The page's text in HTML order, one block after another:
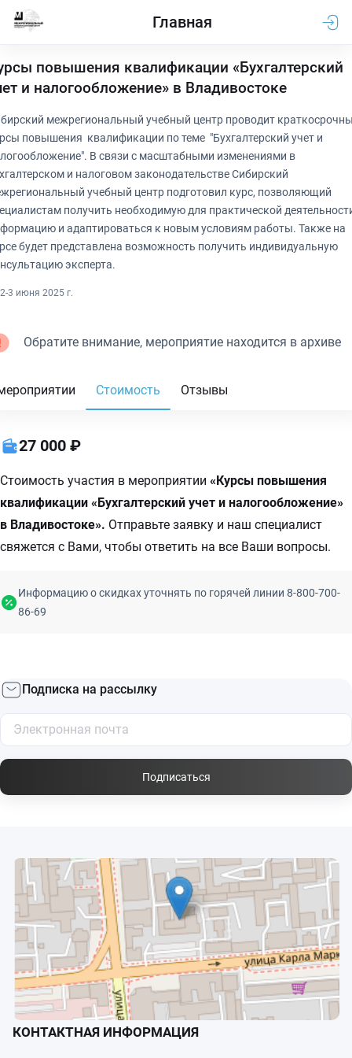
Главная
повышения квалификации «Бухгалтерский
и налогообложение» в Владивостоке
межрегиональный учебный центр проводит
повышения квалификации по теме "Бухгалтерский учет и
В связи с масштабными изменениями в
и налоговом законодательстве Сибирский
учебный центр подготовил курс, позволяющий
получить необходимую для практической
и адаптироваться к новым условиям работы. Также на
будет представлена возможность получить индивидуальную
эксперта.
2-3 июня 2025 г.
Обратите внимание, мероприятие находится в архиве
Стоимость Отзывы
27 000 ₽
Стоимость участия в мероприятии «Курсы повышения
квалификации «Бухгалтерский учет и налогообложение»
в Владивостоке». Отправьте заявку и наш специалист
свяжется с Вами, чтобы ответить на все Ваши вопросы.
Информацию о скидках уточнять по горячей линии 8-800-700-
86-69
Подписка на рассылку
Подписаться
КОНТАКТНАЯ ИНФОРМАЦИЯ